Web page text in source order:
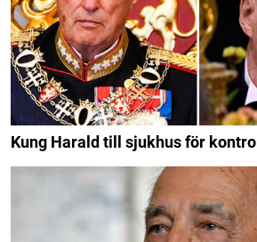
Kung Harald till sjukhus för kontroll